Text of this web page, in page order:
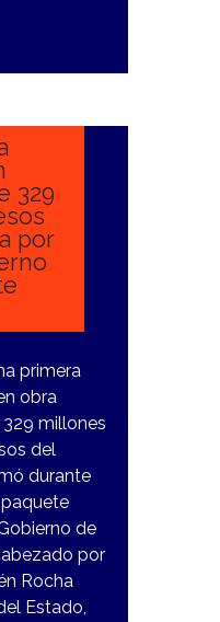
329
por
primera
obra
millones
del
durante
de
por
Rocha
Estado,